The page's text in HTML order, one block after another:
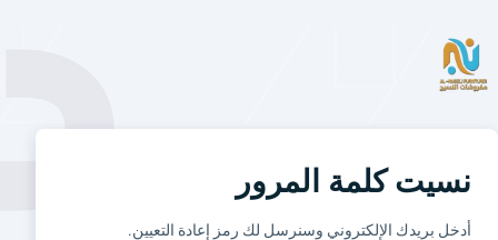
نسيت كلمة المرور
أدخل بريدك الإلكتروني وسنرسل لك رمز إعادة التعيين.